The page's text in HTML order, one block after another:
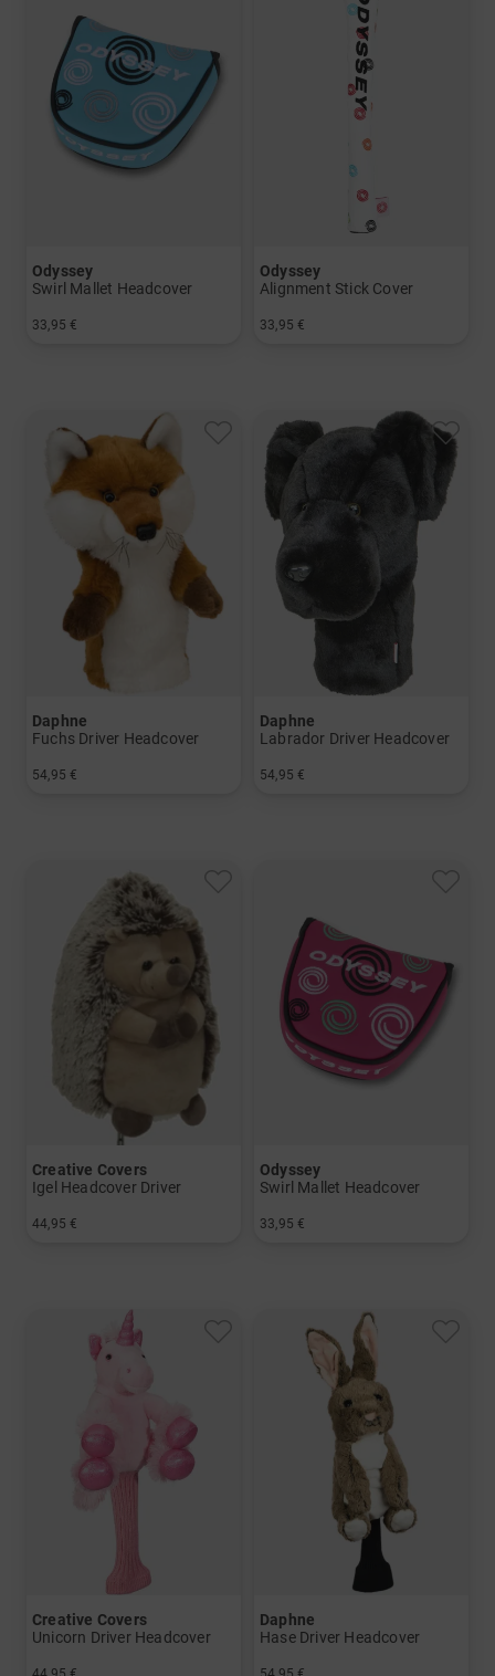
Odyssey
Swirl Mallet Headcover
33,95 €
Odyssey
Alignment Stick Cover
33,95 €
Daphne
Fuchs Driver Headcover
54,95 €
Daphne
Labrador Driver Headcover
54,95 €
Creative Covers
Igel Headcover Driver
44,95 €
Odyssey
Swirl Mallet Headcover
33,95 €
Creative Covers
Unicorn Driver Headcover
Daphne
Hase Driver Headcover